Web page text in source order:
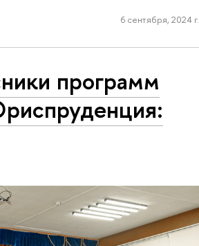
6 сентября, 2024 г.
программ